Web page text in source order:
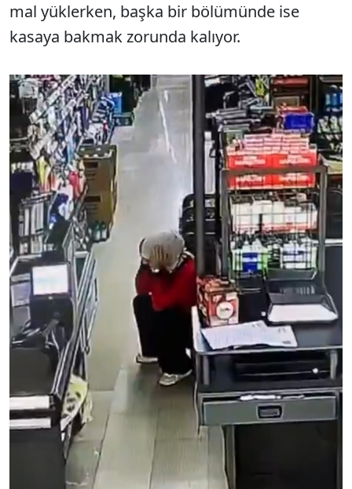
mal yüklerken, başka bir bölümünde ise
kasaya bakmak zorunda kalıyor.